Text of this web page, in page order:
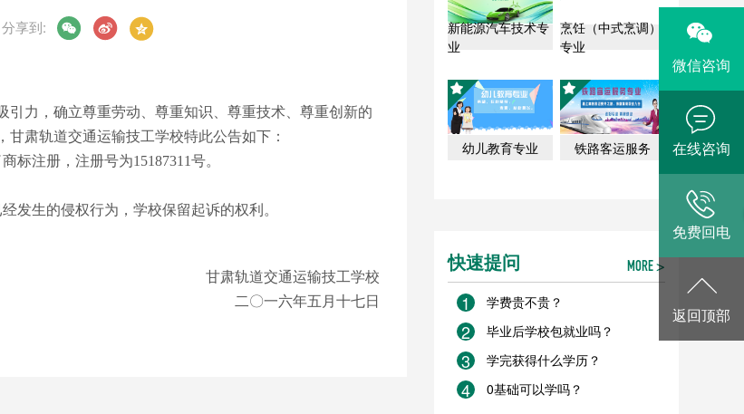
分享到:
力，确立尊重劳动、尊重知识、尊重技术、尊重创新的
肃轨道交通运输技工学校特此公告如下：
标注册，注册号为15187311号。
发生的侵权行为，学校保留起诉的权利。
甘肃轨道交通运输技工学校
二〇一六年五月十七日
新能源汽车技术专
业
烹饪（中式烹调）
专业
幼儿教育专业 铁路客运服务
快速提问 MORE >
1 学费贵不贵？
2 毕业后学校包就业吗？
3 学完获得什么学历？
4 0基础可以学吗？
微信咨询
在线咨询
免费回电
返回顶部